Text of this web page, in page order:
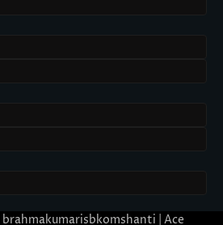
brahmakumarisbkomshanti | Ace